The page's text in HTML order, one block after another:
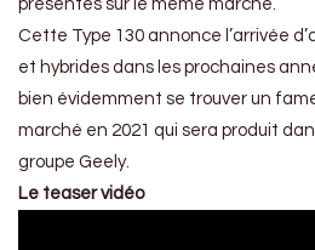
présentes sur le même marché.
Cette Type 130 annonce l’arrivée
et hybrides dans les prochaines
bien évidemment se trouver un
marché en 2021 qui sera produit
groupe Geely.
Le teaser vidéo